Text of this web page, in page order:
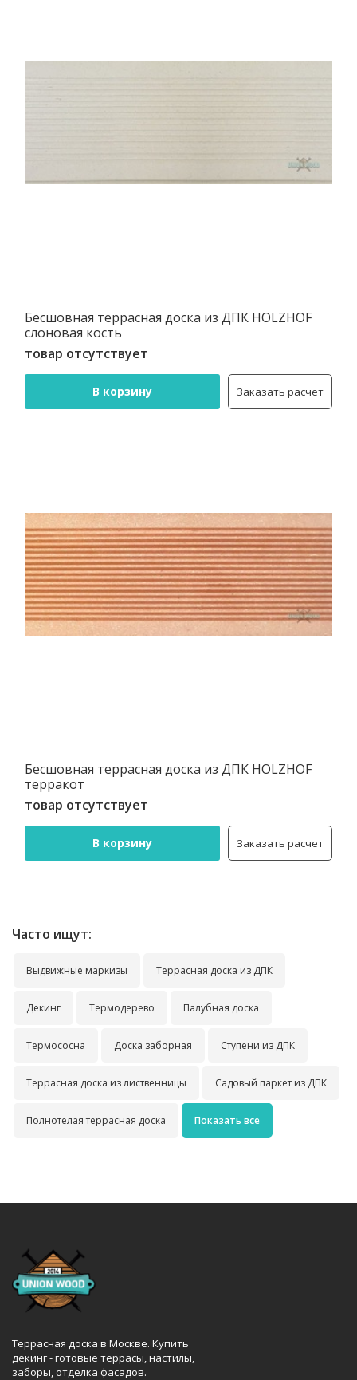
Бесшовная террасная доска из ДПК HOLZHOF
слоновая кость
товар отсутствует
В корзину Заказать расчет
Бесшовная террасная доска из ДПК HOLZHOF
терракот
товар отсутствует
В корзину Заказать расчет
Часто ищут:
Выдвижные маркизы Террасная доска из ДПК
Декинг Термодерево Палубная доска
Термососна Доска заборная Ступени из ДПК
Террасная доска из лиственницы Садовый паркет из ДПК
Полнотелая террасная доска Показать все
Террасная доска в Москве. Купить
декинг - готовые террасы, настилы,
заборы, отделка фасадов.